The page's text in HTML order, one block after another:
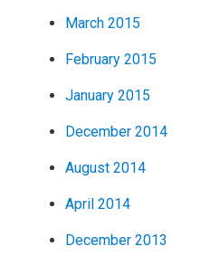
March 2015
February 2015
January 2015
December 2014
August 2014
April 2014
December 2013